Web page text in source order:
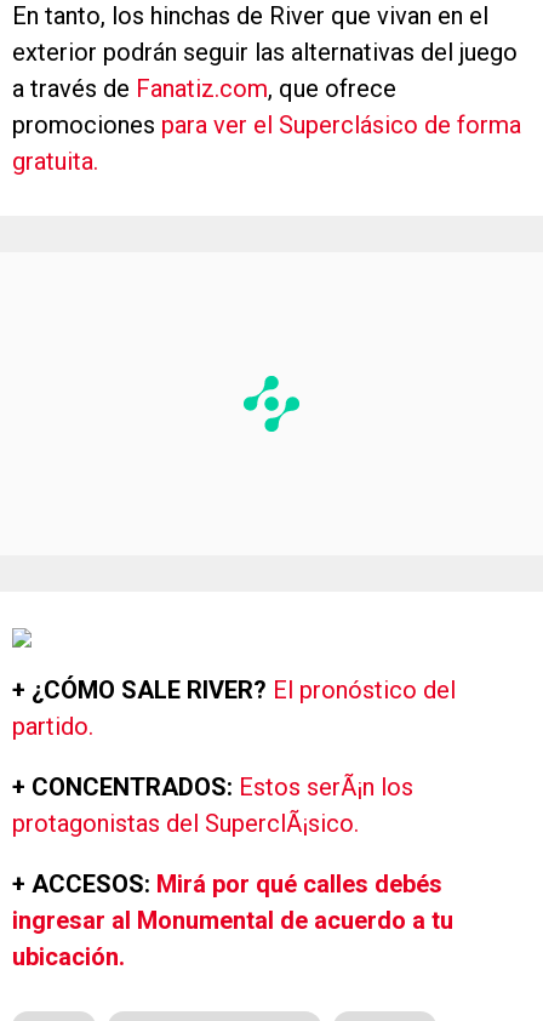
En tanto, los hinchas de River que vivan en el
exterior podrán seguir las alternativas del juego
a través de Fanatiz.com, que ofrece
promociones para ver el Superclásico de forma
gratuita.
+ ¿CÓMO SALE RIVER? El pronóstico del
partido.
+ CONCENTRADOS: Estos serÃ¡n los
protagonistas del SuperclÃ¡sico.
+ ACCESOS: Mirá por qué calles debés
ingresar al Monumental de acuerdo a tu
ubicación.